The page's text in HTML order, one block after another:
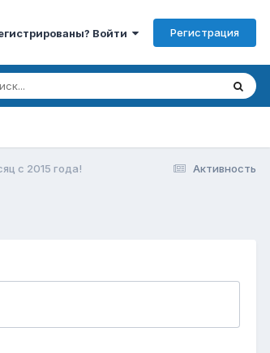
Войти Регистрация
Активность
с 2015 года!